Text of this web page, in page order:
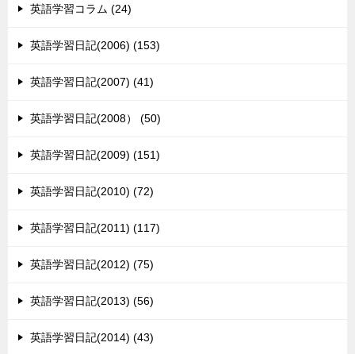
英語学習コラム (24)
英語学習日記(2006) (153)
英語学習日記(2007) (41)
英語学習日記(2008） (50)
英語学習日記(2009) (151)
英語学習日記(2010) (72)
英語学習日記(2011) (117)
英語学習日記(2012) (75)
英語学習日記(2013) (56)
英語学習日記(2014) (43)